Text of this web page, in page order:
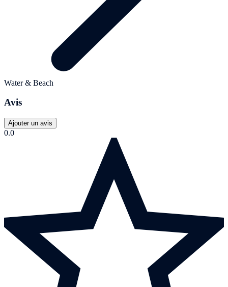
Water & Beach
Avis
Ajouter un avis
0.0